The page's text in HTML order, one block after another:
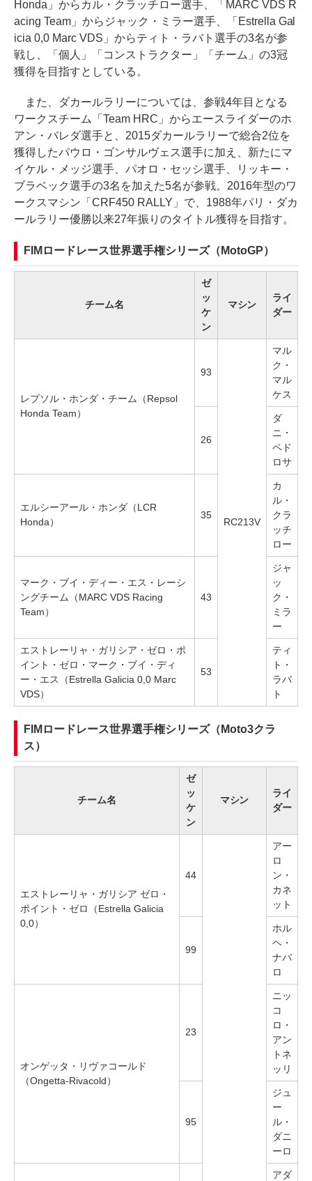
Honda」からカル・クラッチロー選手、「MARC VDS R
acing Team」からジャック・ミラー選手、「Estrella Gal
icia 0,0 Marc VDS」からティト・ラバト選手の3名が参
戦し、「個人」「コンストラクター」「チーム」の3冠
獲得を目指すとしている。
また、ダカールラリーについては、参戦4年目となる
ワークスチーム「Team HRC」からエースライダーのホ
アン・バレダ選手と、2015ダカールラリーで総合2位を
獲得したパウロ・ゴンサルヴェス選手に加え、新たにマ
イケル・メッジ選手、パオロ・セッシ選手、リッキー・
ブラベック選手の3名を加えた5名が参戦。2016年型のワ
ークスマシン「CRF450 RALLY」で、1988年パリ・ダカ
ールラリー優勝以来27年振りのタイトル獲得を目指す。
FIMロードレース世界選手権シリーズ（MotoGP）
チーム名
ゼ
ッ
ケ
ン
マシン
ライ
ダー
レプソル・ホンダ・チーム（Repsol
Honda Team）
93
RC213V
マル
ク・
マル
ケス
26
ダ
ニ・
ペド
ロサ
エルシーアール・ホンダ（LCR
Honda）
35
カ
ル・
クラ
ッチ
ロー
マーク・ブイ・ディー・エス・レーシ
ングチーム（MARC VDS Racing
Team）
43
ジャ
ッ
ク・
ミラ
ー
エストレーリャ・ガリシア・ゼロ・ポ
イント・ゼロ・マーク・ブイ・ディ
ー・エス（Estrella Galicia 0,0 Marc
VDS）
53
ティ
ト・
ラバ
ト
FIMロードレース世界選手権シリーズ（Moto3クラ
ス）
チーム名
ゼ
ッ
ケ
ン
マシン
ライ
ダー
エストレーリャ・ガリシア ゼロ・
ポイント・ゼロ（Estrella Galicia
0,0）
44
アー
ロ
ン・
カネ
ット
99
ホル
ヘ・
ナバ
ロ
オンゲッタ・リヴァコールド
（Ongetta-Rivacold）
23
ニッ
コ
ロ・
アン
トネ
ッリ
95
ジュ
ー
ル・
ダニ
ーロ
アダ